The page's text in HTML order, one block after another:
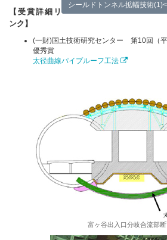
シールドトンネル拡幅技術
【受賞詳細リ
ンク】
(一財)国土技術研究センター 第10回（
優秀賞
太径曲線パイプルーフ工法
富ヶ谷出入口分岐合流部